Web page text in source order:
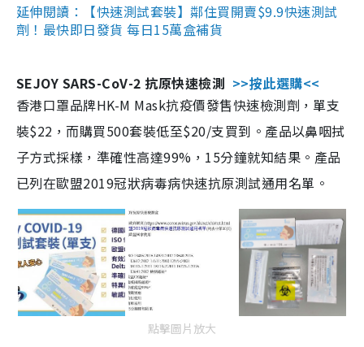
延伸閱讀：【快速測試套裝】鄰住買開賣$9.9快速測試
劑！最快即日發貨 每日15萬盒補貨
SEJOY SARS-CoV-2 抗原快速檢測 >>按此選購<<
香港口罩品牌HK-M Mask抗疫價發售快速檢測劑，單支
裝$22，而購買500套裝低至$20/支買到。產品以鼻咽拭
子方式採樣，準確性高達99%，15分鐘就知結果。產品
已列在歐盟2019冠狀病毒病快速抗原測試通用名單。
點擊圖片放大